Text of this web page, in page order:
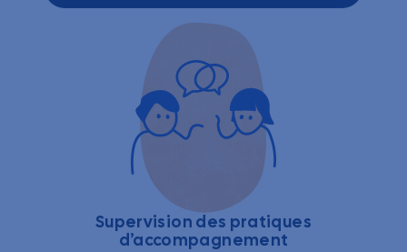
Supervision des pratiques
d’accompagnement